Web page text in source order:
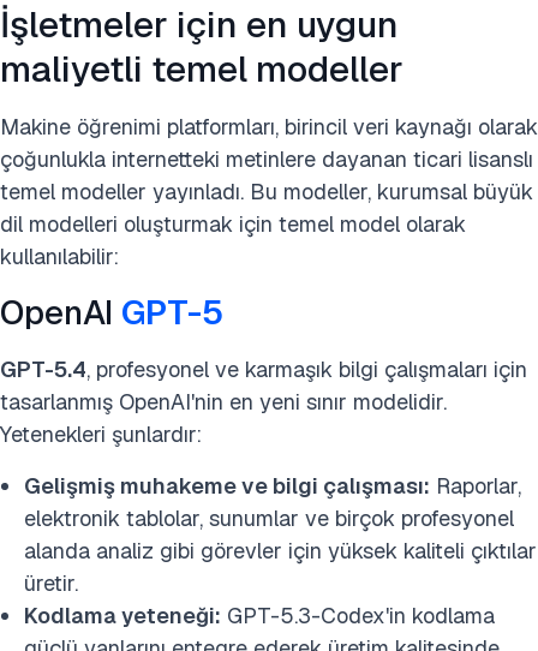
İşletmeler için en uygun
maliyetli temel modeller
Makine öğrenimi platformları, birincil veri kaynağı olarak
çoğunlukla internetteki metinlere dayanan ticari lisanslı
temel modeller yayınladı. Bu modeller, kurumsal büyük
dil modelleri oluşturmak için temel model olarak
kullanılabilir:
OpenAI GPT-5
GPT-5.4, profesyonel ve karmaşık bilgi çalışmaları için
tasarlanmış OpenAI'nin en yeni sınır modelidir.
Yetenekleri şunlardır:
Gelişmiş muhakeme ve bilgi çalışması: Raporlar,
elektronik tablolar, sunumlar ve birçok profesyonel
alanda analiz gibi görevler için yüksek kaliteli çıktılar
üretir.
Kodlama yeteneği: GPT-5.3-Codex'in kodlama